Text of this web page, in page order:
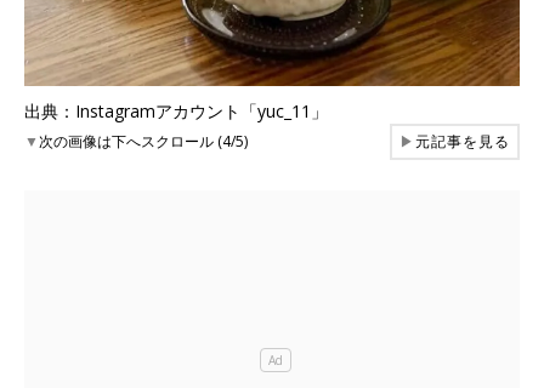
出典：Instagramアカウント「yuc_11」
▼次の画像は下へスクロール (4/5) ▶元記事を見る